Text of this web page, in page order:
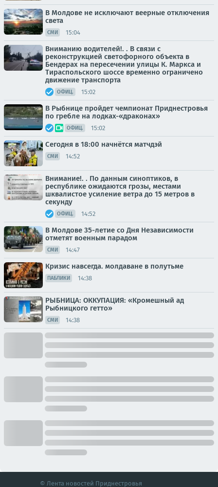
В Молдове не исключают веерные отключения
света
СМИ 15:04
Вниманию водителей!. . В связи с
реконструкцией светофорного объекта в
Бендерах на пересечении улицы К. Маркса и
Тираспольского шоссе временно ограничено
движение транспорта
ОФИЦ. 15:02
В Рыбнице пройдет чемпионат Приднестровья
по гребле на лодках-«драконах»
ОФИЦ. 15:02
Сегодня в 18:00 начнётся матчдэй
СМИ 14:52
Внимание!. . По данным синоптиков, в
республике ожидаются грозы, местами
шквалистое усиление ветра до 15 метров в
секунду
ОФИЦ. 14:52
В Молдове 35-летие со Дня Независимости
отметят военным парадом
СМИ 14:47
Кризис навсегда. молдаване в полутьме
ПАБЛИКИ 14:38
РЫБНИЦА: ОККУПАЦИЯ: «Кромешный ад
Рыбницкого гетто»
СМИ 14:38
© Лента новостей Приднестровья